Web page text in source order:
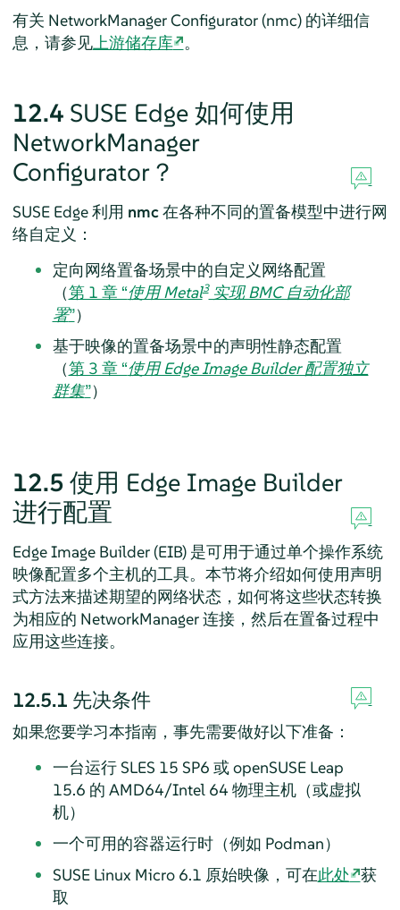
有关 NetworkManager Configurator (nmc) 的详细信
息，请参见上游储存库 。
12.4 SUSE Edge 如何使用
NetworkManager
Configurator？
SUSE Edge 利用 nmc在各种不同的置备模型中进行网
络自定义：
定向网络置备场景中的自定义网络配置
（第 1 章 “使用 Metal3实现 BMC 自动化部
署”）
基于映像的置备场景中的声明性静态配置
（第 3 章 “使用 Edge Image Builder 配置独立
群集”）
12.5 使用 Edge Image Builder
进行配置
Edge Image Builder (EIB) 是可用于通过单个操作系统
映像配置多个主机的工具。本节将介绍如何使用声明
式方法来描述期望的网络状态，如何将这些状态转换
为相应的 NetworkManager 连接，然后在置备过程中
应用这些连接。
12.5.1 先决条件
如果您要学习本指南，事先需要做好以下准备：
一台运行 SLES 15 SP6 或 openSUSE Leap
15.6 的 AMD64/Intel 64 物理主机（或虚拟
机）
一个可用的容器运行时（例如 Podman）
SUSE Linux Micro 6.1 原始映像，可在此处 获
取